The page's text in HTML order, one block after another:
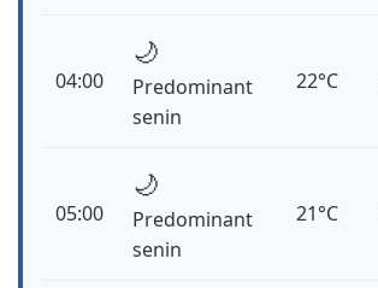
04:00
🌙
Predominant
senin
22°C
05:00
🌙
Predominant
senin
21°C